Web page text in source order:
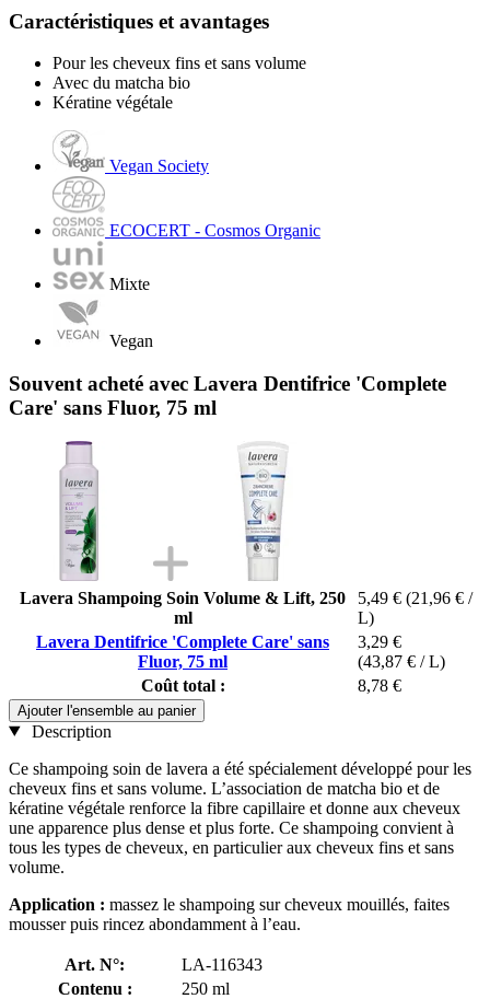
Caractéristiques et avantages
Pour les cheveux fins et sans volume
Avec du matcha bio
Kératine végétale
Vegan Society
ECOCERT - Cosmos Organic
Mixte
Vegan
Souvent acheté avec Lavera Dentifrice 'Complete
Care' sans Fluor, 75 ml
Lavera Shampoing Soin Volume & Lift, 250
ml
5,49 € (21,96 € /
L)
Lavera Dentifrice 'Complete Care' sans
Fluor, 75 ml
3,29 €
(43,87 € / L)
Coût total :
8,78 €
Ajouter l'ensemble au panier
Description
Ce shampoing soin de lavera a été spécialement développé pour les
cheveux fins et sans volume. L’association de matcha bio et de
kératine végétale renforce la fibre capillaire et donne aux cheveux
une apparence plus dense et plus forte. Ce shampoing convient à
tous les types de cheveux, en particulier aux cheveux fins et sans
volume.
Application : massez le shampoing sur cheveux mouillés, faites
mousser puis rincez abondamment à l’eau.
Art. N°:
LA-116343
Contenu :
250 ml